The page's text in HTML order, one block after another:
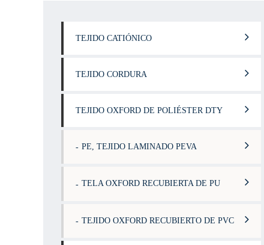
TEJIDO CATIÓNICO
TEJIDO CORDURA
TEJIDO OXFORD DE POLIÉSTER DTY
PE, TEJIDO LAMINADO PEVA
TELA OXFORD RECUBIERTA DE PU
TEJIDO OXFORD RECUBIERTO DE PVC